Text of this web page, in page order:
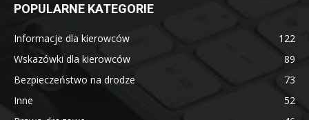
POPULARNE KATEGORIE
Informacje dla kierowców
122
Wskazówki dla kierowców
89
Bezpieczeństwo na drodze
73
Inne
52